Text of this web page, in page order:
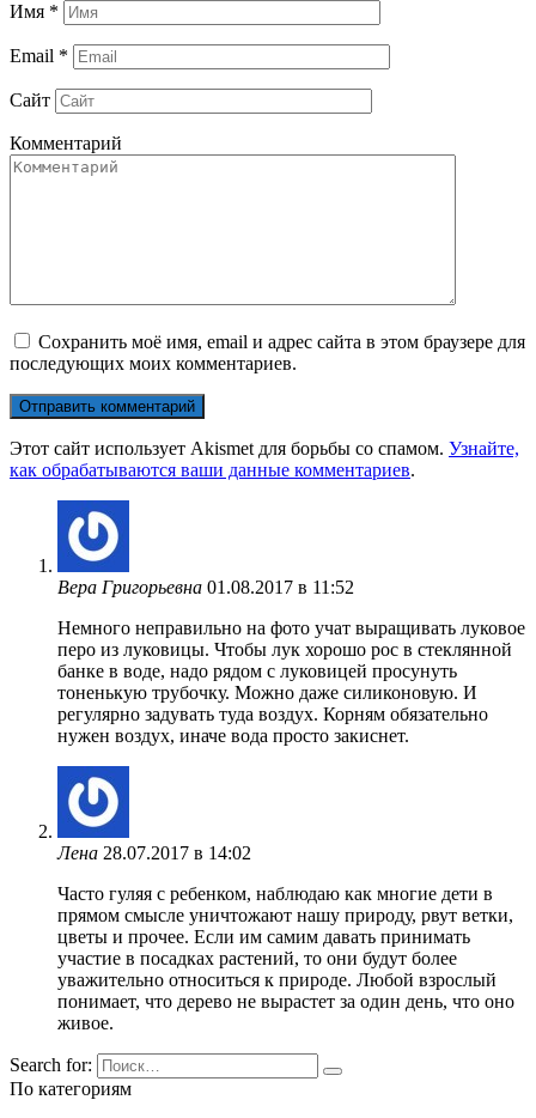
Имя *
Email *
Сайт
Комментарий
Сохранить моё имя, email и адрес сайта в этом браузере для
последующих моих комментариев.
Этот сайт использует Akismet для борьбы со спамом. Узнайте,
как обрабатываются ваши данные комментариев.
Вера Григорьевна 01.08.2017 в 11:52
Немного неправильно на фото учат выращивать луковое
перо из луковицы. Чтобы лук хорошо рос в стеклянной
банке в воде, надо рядом с луковицей просунуть
тоненькую трубочку. Можно даже силиконовую. И
регулярно задувать туда воздух. Корням обязательно
нужен воздух, иначе вода просто закиснет.
Лена 28.07.2017 в 14:02
Часто гуляя с ребенком, наблюдаю как многие дети в
прямом смысле уничтожают нашу природу, рвут ветки,
цветы и прочее. Если им самим давать принимать
участие в посадках растений, то они будут более
уважительно относиться к природе. Любой взрослый
понимает, что дерево не вырастет за один день, что оно
живое.
Search for:
По категориям